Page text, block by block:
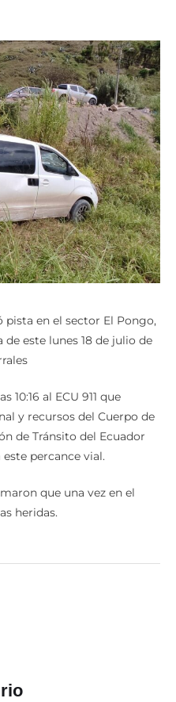
en el sector El Pongo,
este lunes 18 de julio de
10:16 al ECU 911 que
y recursos del Cuerpo de
de Tránsito del Ecuador
percance vial.
que una vez en el
heridas.